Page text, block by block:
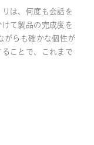
は、何度も会話を
て製品の完成度を
がらも確かな個性が
ことで、これまで